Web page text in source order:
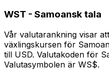
WST - Samoansk tala
Vår valutarankning visar
växlingskursen för
till USD. Valutakoden för
Valutasymbolen är WS$.